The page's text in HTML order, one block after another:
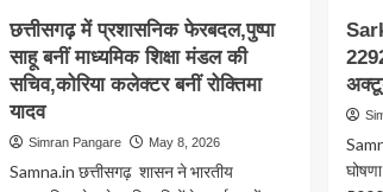
की
स्वीकृति
के
शिक्षा
विभाग
में
बदलाव,
16
जून
छत्तीसगढ़ में प्रशासनिक फेरबदल,पुष्पा
साहू बनीं माध्यमिक शिक्षा मंडल की
सचिव,कोरिया कलेक्टर बनीं रोक्तिमा
यादव
Simran Pangare May 8, 2026
Samna.in छत्तीसगढ़ शासन ने भारतीय